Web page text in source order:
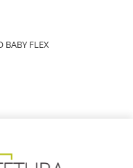
BABY FLEX